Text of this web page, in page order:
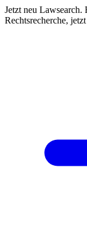
Jetzt neu Lawsearch.
Rechtsrecherche,